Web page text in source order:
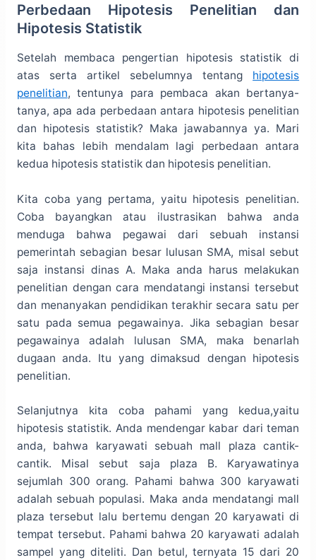
Perbedaan Hipotesis Penelitian dan
Hipotesis Statistik
Setelah membaca pengertian hipotesis statistik di
atas serta artikel sebelumnya tentang hipotesis
penelitian, tentunya para pembaca akan bertanya-
tanya, apa ada perbedaan antara hipotesis penelitian
dan hipotesis statistik? Maka jawabannya ya. Mari
kita bahas lebih mendalam lagi perbedaan antara
kedua hipotesis statistik dan hipotesis penelitian.
Kita coba yang pertama, yaitu hipotesis penelitian.
Coba bayangkan atau ilustrasikan bahwa anda
menduga bahwa pegawai dari sebuah instansi
pemerintah sebagian besar lulusan SMA, misal sebut
saja instansi dinas A. Maka anda harus melakukan
penelitian dengan cara mendatangi instansi tersebut
dan menanyakan pendidikan terakhir secara satu per
satu pada semua pegawainya. Jika sebagian besar
pegawainya adalah lulusan SMA, maka benarlah
dugaan anda. Itu yang dimaksud dengan hipotesis
penelitian.
Selanjutnya kita coba pahami yang kedua,yaitu
hipotesis statistik. Anda mendengar kabar dari teman
anda, bahwa karyawati sebuah mall plaza cantik-
cantik. Misal sebut saja plaza B. Karyawatinya
sejumlah 300 orang. Pahami bahwa 300 karyawati
adalah sebuah populasi. Maka anda mendatangi mall
plaza tersebut lalu bertemu dengan 20 karyawati di
tempat tersebut. Pahami bahwa 20 karyawati adalah
sampel yang diteliti. Dan betul, ternyata 15 dari 20